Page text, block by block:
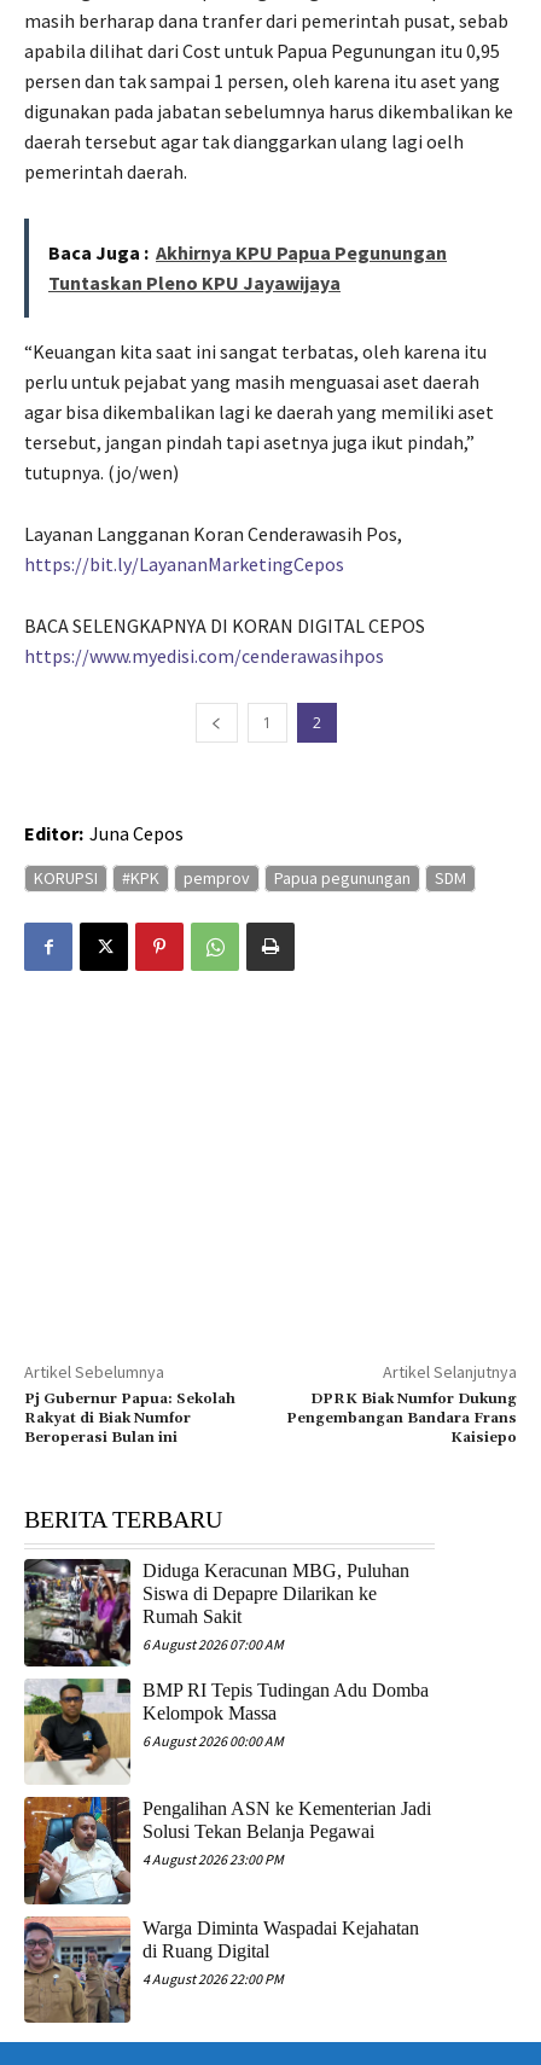
masih berharap dana tranfer dari pemerintah pusat, sebab
apabila dilihat dari Cost untuk Papua Pegunungan itu 0,95
persen dan tak sampai 1 persen, oleh karena itu aset yang
digunakan pada jabatan sebelumnya harus dikembalikan ke
daerah tersebut agar tak dianggarkan ulang lagi oelh
pemerintah daerah.
Baca Juga : Akhirnya KPU Papua Pegunungan
Tuntaskan Pleno KPU Jayawijaya
“Keuangan kita saat ini sangat terbatas, oleh karena itu
perlu untuk pejabat yang masih menguasai aset daerah
agar bisa dikembalikan lagi ke daerah yang memiliki aset
tersebut, jangan pindah tapi asetnya juga ikut pindah,”
tutupnya. (jo/wen)
Layanan Langganan Koran Cenderawasih Pos,
https://bit.ly/LayananMarketingCepos
BACA SELENGKAPNYA DI KORAN DIGITAL CEPOS
https://www.myedisi.com/cenderawasihpos
1 2
Editor: Juna Cepos
KORUPSI #KPK pemprov Papua pegunungan SDM
Artikel Sebelumnya
Pj Gubernur Papua: Sekolah
Rakyat di Biak Numfor
Beroperasi Bulan ini
Artikel Selanjutnya
DPRK Biak Numfor Dukung
Pengembangan Bandara Frans
Kaisiepo
BERITA TERBARU
Diduga Keracunan MBG, Puluhan
Siswa di Depapre Dilarikan ke
Rumah Sakit
6 August 2026 07:00 AM
​BMP RI Tepis Tudingan Adu Domba
Kelompok Massa
6 August 2026 00:00 AM
Pengalihan ASN ke Kementerian Jadi
Solusi Tekan Belanja Pegawai
4 August 2026 23:00 PM
Warga Diminta Waspadai Kejahatan
di Ruang Digital
4 August 2026 22:00 PM